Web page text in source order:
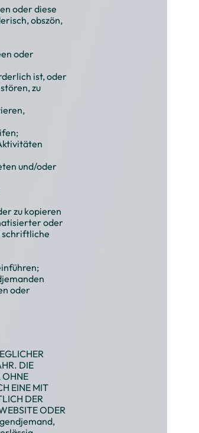
oder diese
obszön,
oder
ist, oder
zu
und/oder
zu kopieren
oder
schriftliche
oder
DIE
OHNE
EINE MIT
DER
ODER